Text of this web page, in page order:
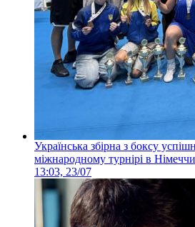
Українська збірна з боксу
міжнародному турнірі в
13:03, 23/07